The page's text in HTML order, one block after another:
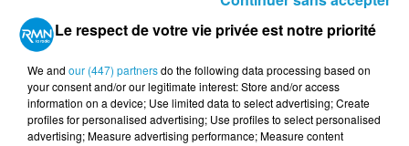
Votre e-mail*
Le respect de votre vie privée est notre priorité
We and our (447) partnersdo the following data processing based on
your consent and/or our legitimate interest: Store and/or access
information on a device; Use limited data to select advertising; Create
profiles for personalised advertising; Use profiles to select personalised
advertising; Measure advertising performance; Measure content